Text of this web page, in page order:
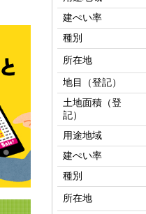
建ぺい率
種別
所在地
地目（登記）
土地面積（登
記）
用途地域
建ぺい率
種別
所在地